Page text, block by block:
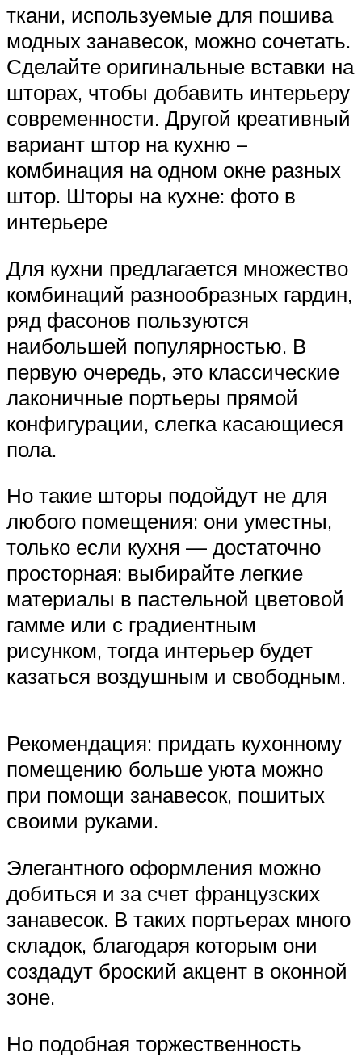
ткани, используемые для пошива
модных занавесок, можно сочетать.
Сделайте оригинальные вставки на
шторах, чтобы добавить интерьеру
современности. Другой креативный
вариант штор на кухню –
комбинация на одном окне разных
штор. Шторы на кухне: фото в
интерьере
Для кухни предлагается множество
комбинаций разнообразных гардин,
ряд фасонов пользуются
наибольшей популярностью. В
первую очередь, это классические
лаконичные портьеры прямой
конфигурации, слегка касающиеся
пола.
Но такие шторы подойдут не для
любого помещения: они уместны,
только если кухня — достаточно
просторная: выбирайте легкие
материалы в пастельной цветовой
гамме или с градиентным
рисунком, тогда интерьер будет
казаться воздушным и свободным.
Рекомендация: придать кухонному
помещению больше уюта можно
при помощи занавесок, пошитых
своими руками.
Элегантного оформления можно
добиться и за счет французских
занавесок. В таких портьерах много
складок, благодаря которым они
создадут броский акцент в оконной
зоне.
Но подобная торжественность